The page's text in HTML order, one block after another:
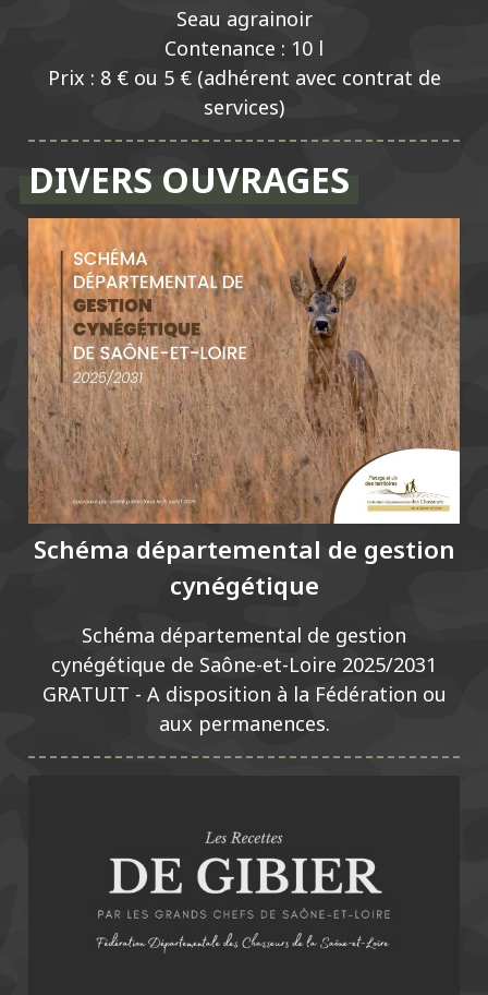
Seau agrainoir
Contenance : 10 l
Prix : 8 € ou 5 € (adhérent avec contrat de
services)
DIVERS OUVRAGES
Schéma départemental de gestion
cynégétique
Schéma départemental de gestion
cynégétique de Saône-et-Loire 2025/2031
GRATUIT - A disposition à la Fédération ou
aux permanences.